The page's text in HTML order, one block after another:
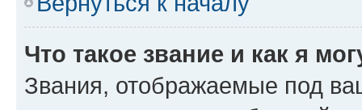
Что такое звание и как я
Звания, отображаемые под